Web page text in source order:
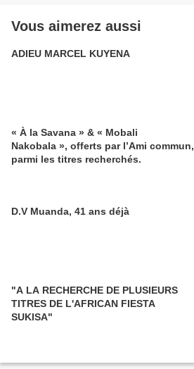
Vous aimerez aussi
ADIEU MARCEL KUYENA
« À la Savana » & « Mobali
Nakobala », offerts par l’Ami commun,
parmi les titres recherchés.
D.V Muanda, 41 ans déjà
"A LA RECHERCHE DE PLUSIEURS
TITRES DE L'AFRICAN FIESTA
SUKISA"